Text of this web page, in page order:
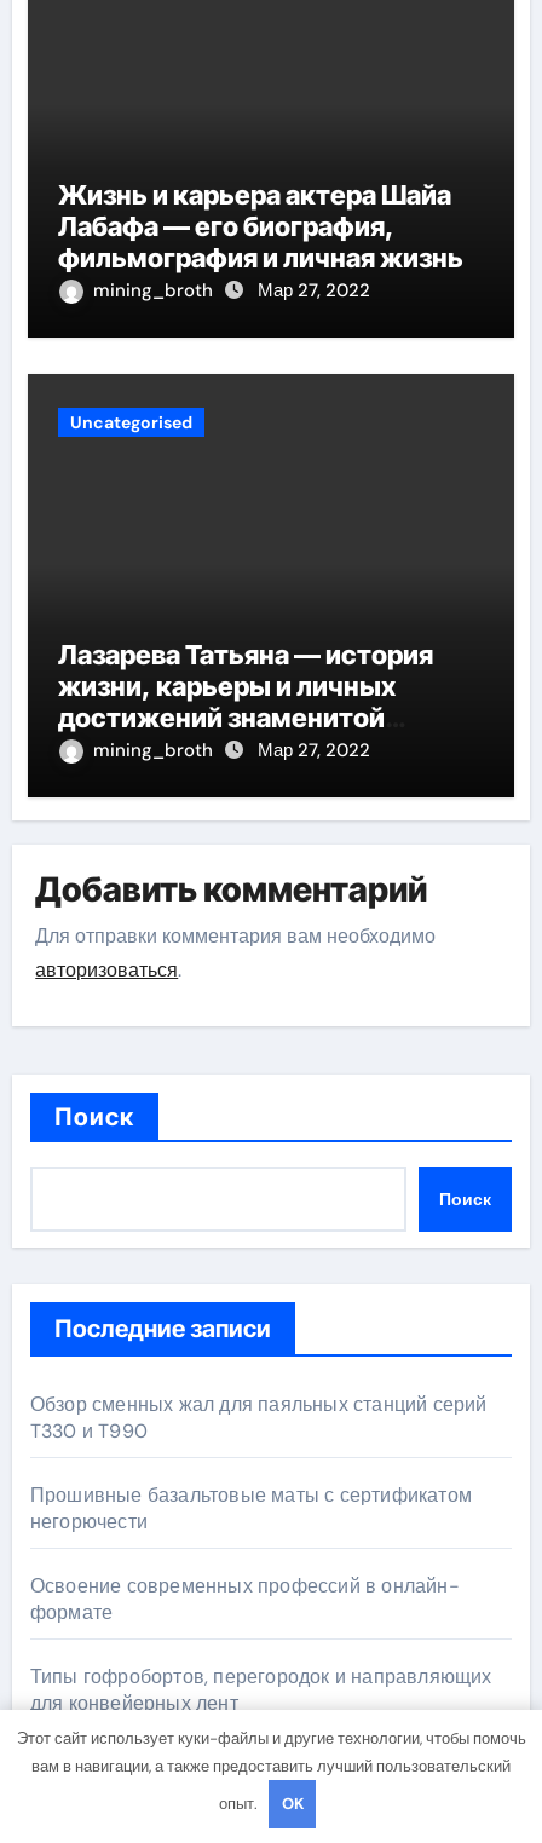
Жизнь и карьера актера Шайа
Лабафа — его биография,
фильмография и личная жизнь
mining_broth Мар 27, 2022
Uncategorised
Лазарева Татьяна — история
жизни, карьеры и личных
достижений знаменитой
актрисы, восходящей на олимп
mining_broth Мар 27, 2022
Добавить комментарий
Для отправки комментария вам необходимо
авторизоваться.
Поиск
Поиск
Последние записи
Обзор сменных жал для паяльных станций серий
T330 и T990
Прошивные базальтовые маты с сертификатом
негорючести
Освоение современных профессий в онлайн-
формате
Типы гофробортов, перегородок и направляющих
для конвейерных лент
Ассортимент столярной доски, мебельного щита,
фанеры, шпона и паркетной химии в каталоге
Этот сайт использует куки-файлы и другие технологии, чтобы помочь
вам в навигации, а также предоставить лучший пользовательский
опыт.
OK